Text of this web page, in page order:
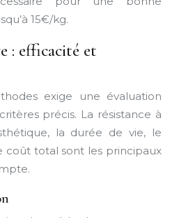
15€/kg.
: efficacité et
exige une évaluation
précis. La résistance à
la durée de vie, le
coût total sont les principaux